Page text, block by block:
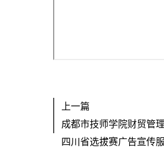
上一篇
成都市技师学院财贸管
四川省选拔赛广告宣传